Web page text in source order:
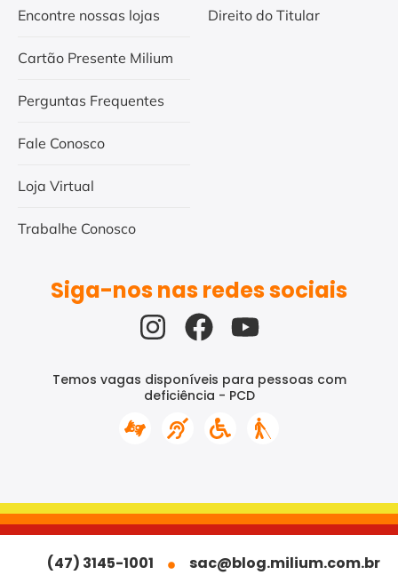
Encontre nossas lojas
Cartão Presente Milium
Perguntas Frequentes
Fale Conosco
Loja Virtual
Trabalhe Conosco
Direito do Titular
Siga-nos nas redes sociais
Temos vagas disponíveis para pessoas com
deficiência - PCD
(47) 3145-1001 sac@blog.milium.com.br